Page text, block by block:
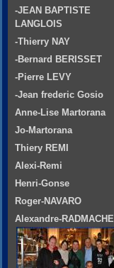
-JEAN BAPTISTE
LANGLOIS
-Thierry NAY
-Bernard BERISSET
-Pierre LEVY
-Jean frederic Gosio
Anne-Lise Martorana
Jo-Martorana
Thiery REMI
Alexi-Remi
Henri-Gonse
Roger-NAVARO
Alexandre-